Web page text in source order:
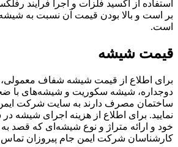
استفاده از اکسید فلزات و اجرا فرایند
بر است و بالا بودن قیمت آن نسبت به
است.
قیمت شیشه
برای اطلاع از قیمت شیشه شفاف
دوجداره، شیشه سکوریت و شیشه‌های با
ساختمان مصرف دارند به سایت شرکت
نمایید. برای اطلاع از هزینه اجرای شیشه
خود و ارائه متراژ و نوع شیشه‌ای که قصد به
کارشناسان شرکت ایمن جام پیروزان تماس